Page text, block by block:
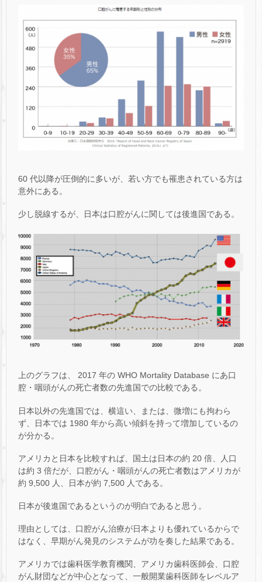
60 代以降が圧倒的に多いが、若い方でも罹患されている方は
意外にある。
少し脱線するが、日本は口腔がんに関しては後進国である。
上のグラフは、 2017 年の WHO Mortality Database にあ口
腔・咽頭がんの死亡者数の先進国での比較である。
日本以外の先進国では、横這い、または、微増にも拘わら
ず、日本では 1980 年から高い傾斜を持って増加しているの
が分かる。
アメリカと日本を比較すれば、国土は日本の約 20 倍、人口
は約 3 倍だが、口腔がん・咽頭がんの死亡者数はアメリカが
約 9,500 人、日本が約 7,500 人である。
日本が後進国であるというのが明白であると思う。
理由としては、口腔がん治療が日本よりも優れているからで
はなく、早期がん発見のシステムが功を奏した結果である。
アメリカでは歯科医学教育機関、アメリカ歯科医師会、口腔
がん財団などが中心となって、一般開業歯科医師をレベルア